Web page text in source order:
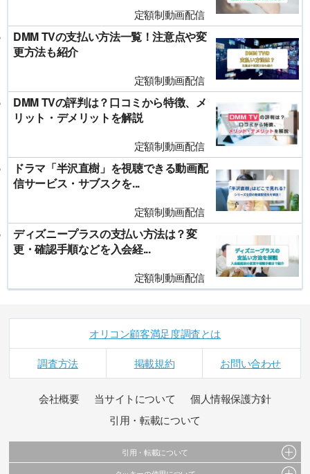
定額制動画配信
DMM TVの支払い方法一覧！注意点や変
更方法も紹介
定額制動画配信
DMM TVの評判は？口コミから特徴、メ
リット・デメリットを解説
定額制動画配信
ドラマ「半沢直樹」を視聴できる動画配
信サービス・サブスクを...
定額制動画配信
ディズニープラスの支払い方法は？変
更・確認手順などを入会経...
定額制動画配信
オリコン顧客満足度調査とは
調査方法 掲載規約 お問い合わせ
会社概要 当サイトについて
個人情報保護方針
引用・転載について
引用・転載について